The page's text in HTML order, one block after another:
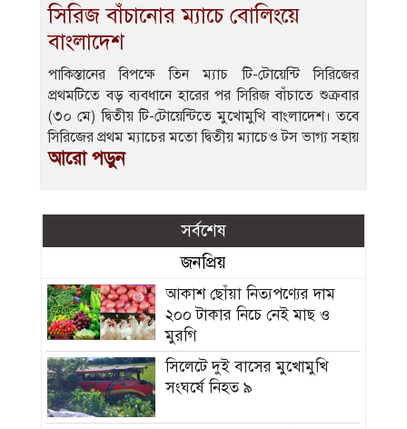
সিরিজ বাঁচানোর ম্যাচে বোলিংয়ে
বাংলাদেশ
পাকিস্তানের বিপক্ষে তিন ম্যাচ টি-টোয়েন্টি সিরিজের
প্রথমটিতে বড় ব্যবধানে হারের পর সিরিজ বাঁচাতে শুক্রবার
(৩০ মে) দ্বিতীয় টি-টোয়েন্টিতে মুখোমুখি বাংলাদেশ। তবে
সিরিজের প্রথম ম্যাচের মতো দ্বিতীয় ম্যাচেও টস ভাগ্য সহায়
আরো পড়ুন
সর্বশেষ
জনপ্রিয়
আকাশ ছোঁয়া নিত্যপণ্যের দাম
২০০ টাকার নিচে নেই মাছ ও
মুরগি
সিলেটে দুই বাসের মুখোমুখি
সংঘর্ষে নিহত ৯